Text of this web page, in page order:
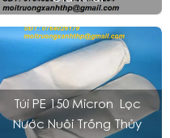
Túi PE 150 Micron Lọc
Nước Nuôi Trồng Thủy